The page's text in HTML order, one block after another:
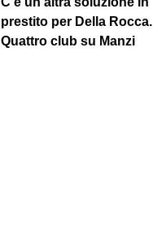
prestito per Della Rocca.
Quattro club su Manzi